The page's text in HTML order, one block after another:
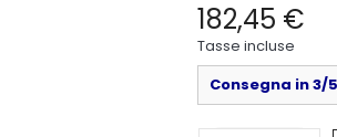
182,45 €
Tasse incluse
Consegna in 3/